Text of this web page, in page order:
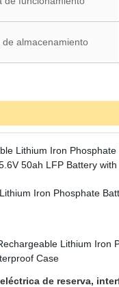
almacenamiento
de reserva,